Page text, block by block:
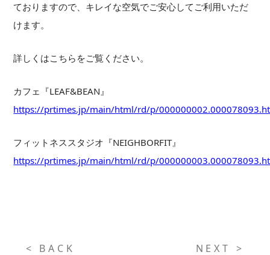
ておりますので、キレイな空気でご安心してご利用いただ
けます。
詳しくはこちらをご覧ください。
カフェ『LEAF&BEAN』
https://prtimes.jp/main/html/rd/p/
フィットネススタジオ『NEIGHBORFIT』
https://prtimes.jp/main/html/rd/p/
< BACK NEXT >